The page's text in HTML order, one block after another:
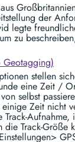
der
legte
zu
Geotagging)
stellen
eine Zeit /
selbst
Zeit nicht
Aufnahme,
die Track-Größe